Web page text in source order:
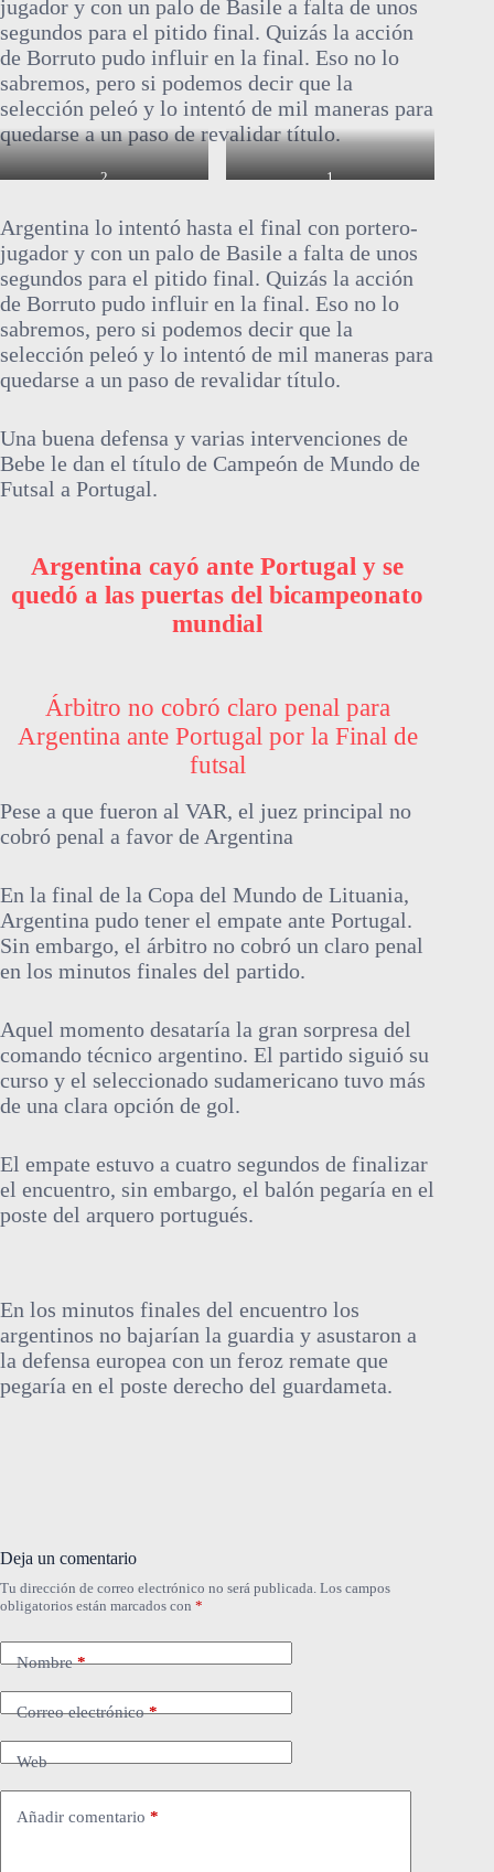
jugador y con un palo de Basile a falta de unos
segundos para el pitido final. Quizás la acción
de Borruto pudo influir en la final. Eso no lo
sabremos, pero si podemos decir que la
selección peleó y lo intentó de mil maneras para
quedarse a un paso de revalidar título.
2 1
Argentina lo intentó hasta el final con portero-
jugador y con un palo de Basile a falta de unos
segundos para el pitido final. Quizás la acción
de Borruto pudo influir en la final. Eso no lo
sabremos, pero si podemos decir que la
selección peleó y lo intentó de mil maneras para
quedarse a un paso de revalidar título.
Una buena defensa y varias intervenciones de
Bebe le dan el título de Campeón de Mundo de
Futsal a Portugal.
Argentina cayó ante Portugal y se
quedó a las puertas del bicampeonato
mundial
Árbitro no cobró claro penal para
Argentina ante Portugal por la Final de
futsal
Pese a que fueron al VAR, el juez principal no
cobró penal a favor de Argentina
En la final de la Copa del Mundo de Lituania,
Argentina pudo tener el empate ante Portugal.
Sin embargo, el árbitro no cobró un claro penal
en los minutos finales del partido.
Aquel momento desataría la gran sorpresa del
comando técnico argentino. El partido siguió su
curso y el seleccionado sudamericano tuvo más
de una clara opción de gol.
El empate estuvo a cuatro segundos de finalizar
el encuentro, sin embargo, el balón pegaría en el
poste del arquero portugués.
En los minutos finales del encuentro los
argentinos no bajarían la guardia y asustaron a
la defensa europea con un feroz remate que
pegaría en el poste derecho del guardameta.
Deja un comentario
Tu dirección de correo electrónico no será publicada. Los campos
obligatorios están marcados con *
Nombre*
Correo electrónico*
Web
Añadir comentario *